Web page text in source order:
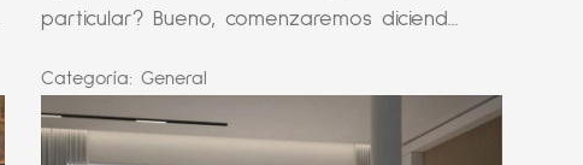
particular? Bueno, comenzaremos diciend...
Categoría: General